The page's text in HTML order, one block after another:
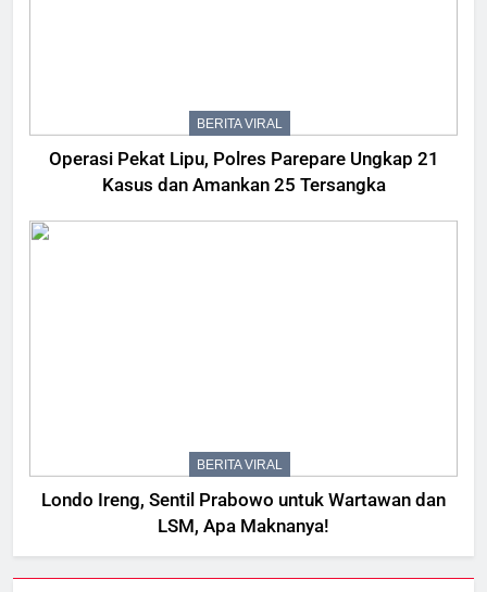
BERITA VIRAL
Operasi Pekat Lipu, Polres Parepare Ungkap 21
Kasus dan Amankan 25 Tersangka
BERITA VIRAL
Londo Ireng, Sentil Prabowo untuk Wartawan dan
LSM, Apa Maknanya!